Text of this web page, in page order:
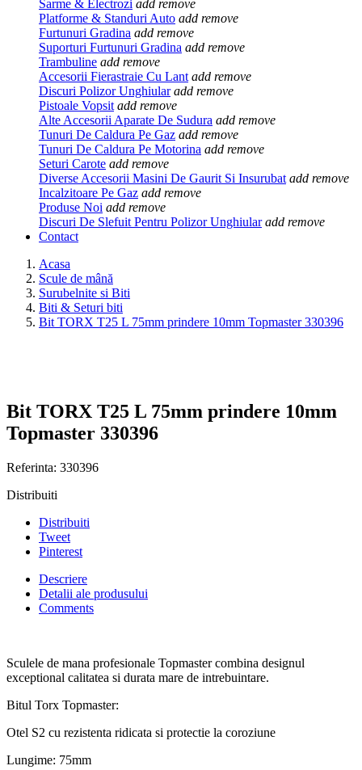
Sarme & Electrozi add remove
Platforme & Standuri Auto add remove
Furtunuri Gradina add remove
Suporturi Furtunuri Gradina add remove
Trambuline add remove
Accesorii Fierastraie Cu Lant add remove
Discuri Polizor Unghiular add remove
Pistoale Vopsit add remove
Alte Accesorii Aparate De Sudura add remove
Tunuri De Caldura Pe Gaz add remove
Tunuri De Caldura Pe Motorina add remove
Seturi Carote add remove
Diverse Accesorii Masini De Gaurit Si Insurubat add remove
Incalzitoare Pe Gaz add remove
Produse Noi add remove
Discuri De Slefuit Pentru Polizor Unghiular add remove
Contact
Acasa
Scule de mână
Surubelnite si Biti
Biti & Seturi biti
Bit TORX T25 L 75mm prindere 10mm Topmaster 330396
Bit TORX T25 L 75mm prindere 10mm
Topmaster 330396
Referinta: 330396
Distribuiti
Distribuiti
Tweet
Pinterest
Descriere
Detalii ale produsului
Comments
Sculele de mana profesionale Topmaster combina designul
exceptional calitatea si durata mare de intrebuintare.
Bitul Torx Topmaster:
Otel S2 cu rezistenta ridicata si protectie la coroziune
Lungime: 75mm